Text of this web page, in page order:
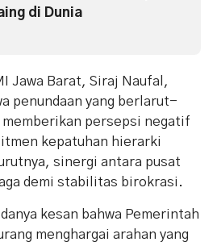
di Dunia
Jawa Barat, Siraj Naufal,
penundaan yang berlarut-
persepsi negatif
kepatuhan hierarki
sinergi antara pusat
demi stabilitas birokrasi.
kesan bahwa Pemerintah
menghargai arahan yang